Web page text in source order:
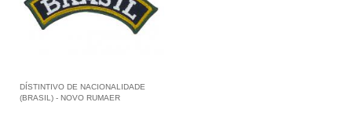
DÍSTINTIVO DE NACIONALIDADE
(BRASIL) - NOVO RUMAER